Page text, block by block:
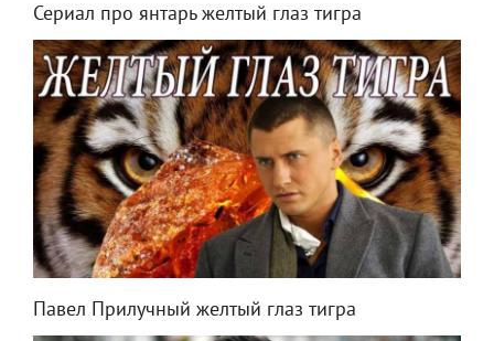
Сериал про янтарь желтый глаз тигра
Павел Прилучный желтый глаз тигра